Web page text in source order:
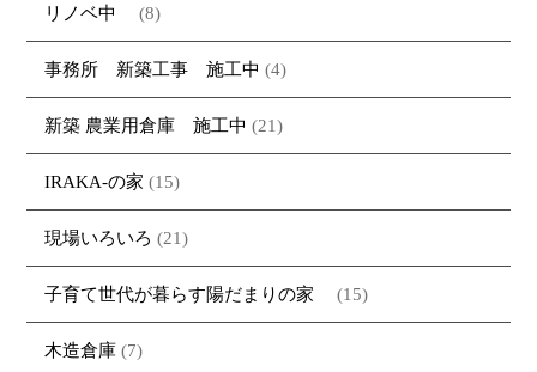
リノベ中 (8)
事務所 新築工事 施工中 (4)
新築 農業用倉庫 施工中 (21)
IRAKA-の家 (15)
現場いろいろ (21)
子育て世代が暮らす陽だまりの家 (15)
木造倉庫 (7)